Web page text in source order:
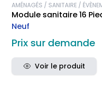
AMÉNAGÉS / SANITAIRE /
Module sanitaire 16
Neuf
Prix sur demande
Voir le produit